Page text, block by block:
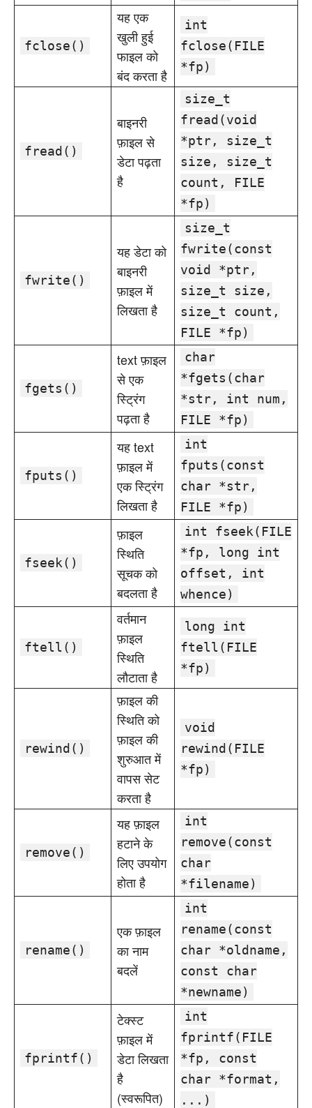
fclose()
यह एक
खुली हुई
फाइल को
बंद करता है
int
fclose(FILE
*fp)
fread()
बाइनरी
फ़ाइल से
डेटा पढ़ता
है
size_t
fread(void
*ptr, size_t
size, size_t
count, FILE
*fp)
fwrite()
यह डेटा को
बाइनरी
फ़ाइल में
लिखता है
size_t
fwrite(const
void *ptr,
size_t size,
size_t count,
FILE *fp)
fgets()
text फ़ाइल
से एक
स्ट्रिंग
पढ़ता है
char
*fgets(char
*str, int num,
FILE *fp)
fputs()
यह text
फ़ाइल में
एक स्ट्रिंग
लिखता है
int
fputs(const
char *str,
FILE *fp)
fseek()
फ़ाइल
स्थिति
सूचक को
बदलता है
int fseek(FILE
*fp, long int
offset, int
whence)
ftell()
वर्तमान
फ़ाइल
स्थिति
लौटाता है
long int
ftell(FILE
*fp)
rewind()
फ़ाइल की
स्थिति को
फ़ाइल की
शुरुआत में
वापस सेट
करता है
void
rewind(FILE
*fp)
remove()
यह फ़ाइल
हटाने के
लिए उपयोग
होता है
int
remove(const
char
*filename)
rename()
एक फ़ाइल
का नाम
बदलें
int
rename(const
char *oldname,
const char
*newname)
fprintf()
टेक्स्ट
फ़ाइल में
डेटा लिखता
है
(स्वरूपित)
int
fprintf(FILE
*fp, const
char *format,
...)